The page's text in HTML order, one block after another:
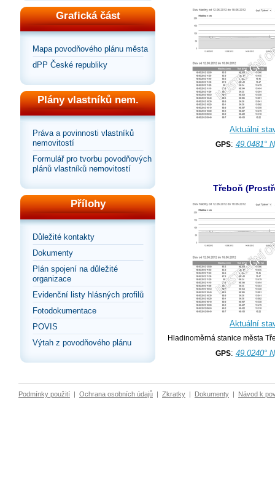
Grafická část
Mapa povodňového plánu města
dPP České republiky
Plány vlastníků nem.
Práva a povinnosti vlastníků
nemovitostí
Formulář pro tvorbu povodňových
plánů vlastníků nemovitostí
Přílohy
Důležité kontakty
Dokumenty
Plán spojení na důležité
organizace
Evidenční listy hlásných profilů
Fotodokumentace
POVIS
Výtah z povodňového plánu
Aktuální
GPS: 49.0481°
Třeboň
Aktuální
Hladinoměrná stanice města
GPS: 49.0240°
Podmínky použití | Ochrana osobních údajů | Zkratky | Dokumenty | Návod k